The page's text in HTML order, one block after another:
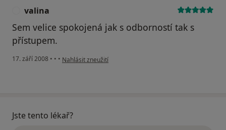
valina
Sem velice spokojená jak s odborností tak s
přístupem.
17. září 2008 • • • podle názoru uživatele valina
Nahlásit zneužití
Jste tento lékař?